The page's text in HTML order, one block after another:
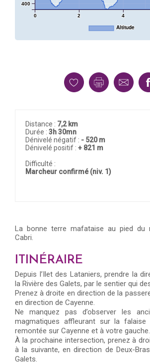
0 2 4
400
Altitude
La bonne terre mafataise au pied du
Cabri.
ITINÉRAIRE
Depuis l’Ilet des Lataniers, prendre la
la Rivière des Galets, par le sentier qui
Prenez à droite en direction de la
en direction de Cayenne.
Ne manquez pas d’observer les
magmatiques affleurant sur la
remontée sur Cayenne et à votre gauche.
À la prochaine intersection, prenez à
à la suivante, en direction de Deux-
Galets.
Distance : 7,2 km
Durée : 3h 30mn
Dénivelé négatif : - 520 m
Dénivelé positif : + 821 m
Difficulté :
Marcheur confirmé (niv. 1)